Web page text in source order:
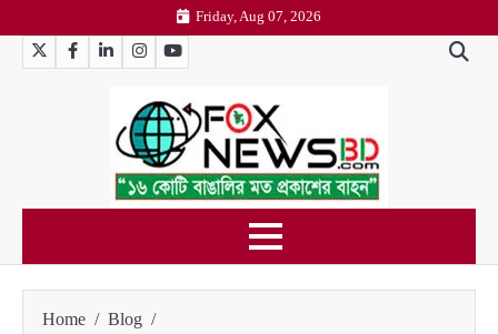
to
content
Friday, Aug 07, 2026
TwitterFacebookLinkedInInstagramYouTube
Home
Blog